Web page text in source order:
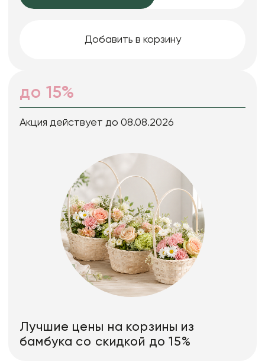
Добавить в корзину
до 15%
Акция действует до 08.08.2026
Лучшие цены на корзины из
бамбука со скидкой до 15%